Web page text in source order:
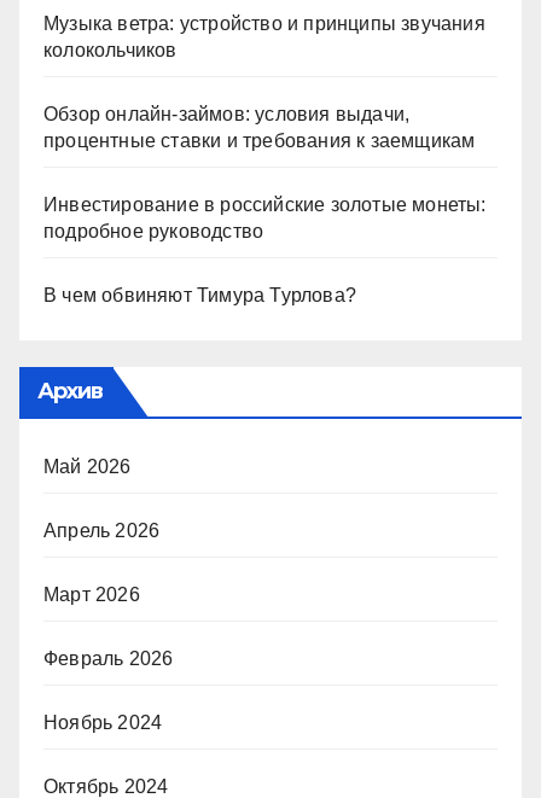
Музыка ветра: устройство и принципы звучания
колокольчиков
Обзор онлайн-займов: условия выдачи,
процентные ставки и требования к заемщикам
Инвестирование в российские золотые монеты:
подробное руководство
В чем обвиняют Тимура Турлова?
Архив
Май 2026
Апрель 2026
Март 2026
Февраль 2026
Ноябрь 2024
Октябрь 2024